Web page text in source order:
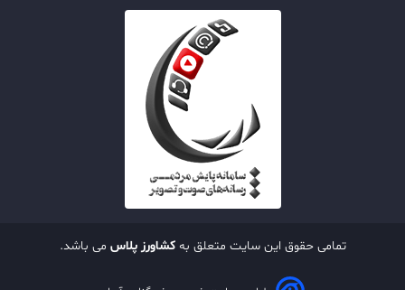
تمامی حقوق این سایت متعلق بهکشاورز پلاس می باشد.